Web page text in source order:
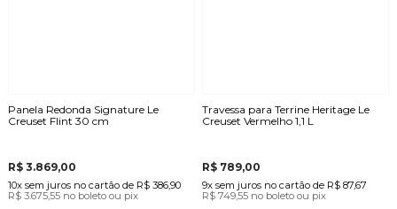
Panela Redonda Signature Le
Creuset Flint 30 cm
R$ 3.869,00
10x sem juros no cartãode R$ 386,90
R$ 3.675,55 no boleto ou pix
Travessa para Terrine Heritage Le
Creuset Vermelho 1,1 L
R$ 789,00
9x sem juros no cartão de R$ 87,67
R$ 749,55 no boleto ou pix